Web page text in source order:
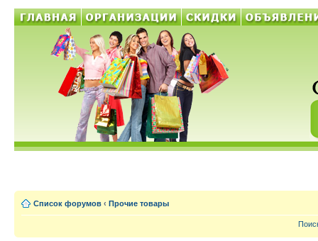
Список форумов ‹ Прочие товары